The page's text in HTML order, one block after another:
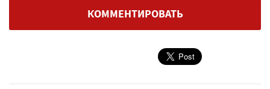
КОММЕНТИРОВАТЬ